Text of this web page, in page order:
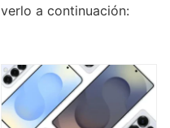
verlo a continuación: